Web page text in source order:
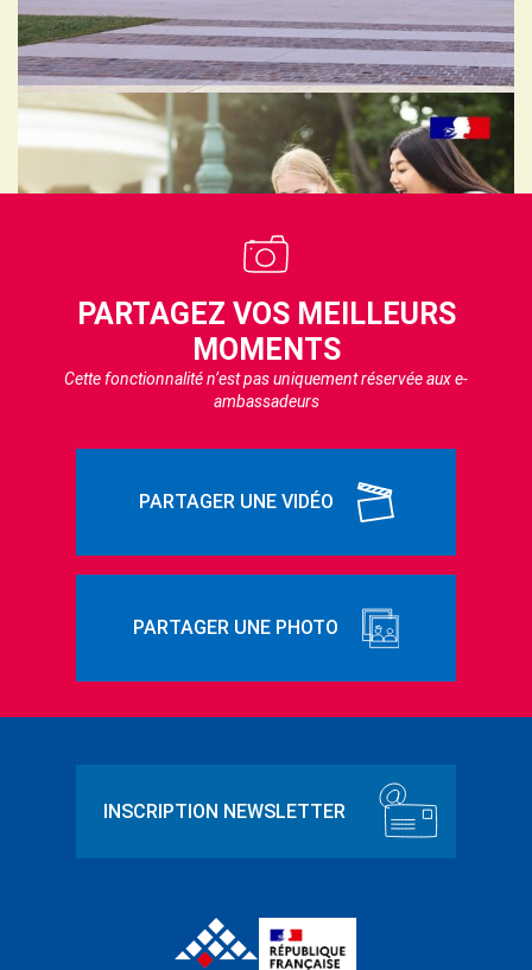
PARTAGEZ VOS MEILLEURS
MOMENTS
Cette fonctionnalité n’est pas uniquement réservée aux e-
ambassadeurs
PARTAGER UNE VIDÉO
PARTAGER UNE PHOTO